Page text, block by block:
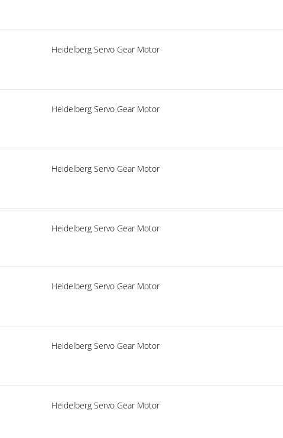
Heidelberg Servo Gear Motor
Heidelberg Servo Gear Motor
Heidelberg Servo Gear Motor
Heidelberg Servo Gear Motor
Heidelberg Servo Gear Motor
Heidelberg Servo Gear Motor
Heidelberg Servo Gear Motor